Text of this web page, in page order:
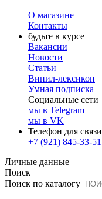
О магазине
Контакты
будьте в курсе
Вакансии
Новости
Статьи
Винил-лексикон
Умная подписка
Социальные сети
мы в Telegram
мы в VK
Телефон для связи
+7 (921) 845-33-51
Личные данные
Поиск
Поиск по каталогу